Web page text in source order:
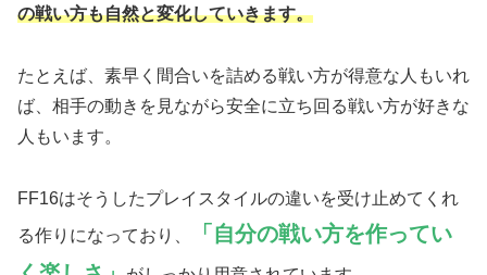
の戦い方も自然と変化していきます。
たとえば、素早く間合いを詰める戦い方が得意な人もいれ
ば、相手の動きを見ながら安全に立ち回る戦い方が好きな
人もいます。
FF16はそうしたプレイスタイルの違いを受け止めてくれ
る作りになっており、
「自分の戦い方を作ってい